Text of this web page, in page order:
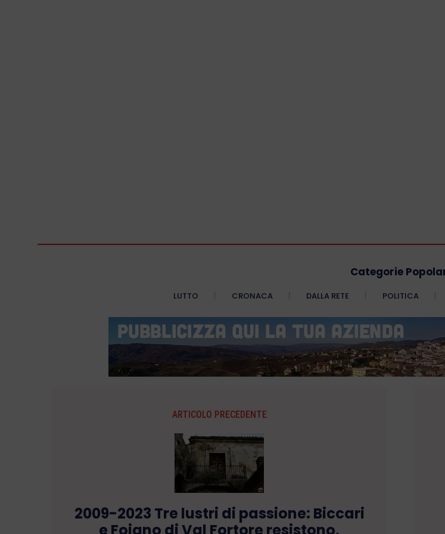
Categorie
LUTTO CRONACA DALLA RETE POLITICA
ARTICOLO PRECEDENTE
2009-2023 Tre lustri di passione: Biccari